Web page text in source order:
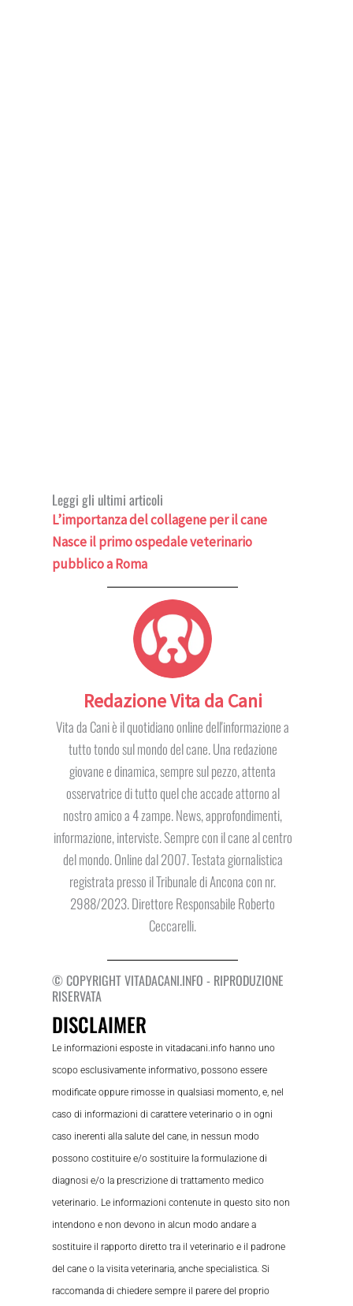
Leggi gli ultimi articoli
L’importanza del collagene per il cane
Nasce il primo ospedale veterinario
pubblico a Roma
Redazione Vita da Cani
Vita da Cani è il quotidiano online dell'informazione a
tutto tondo sul mondo del cane. Una redazione
giovane e dinamica, sempre sul pezzo, attenta
osservatrice di tutto quel che accade attorno al
nostro amico a 4 zampe. News, approfondimenti,
informazione, interviste. Sempre con il cane al centro
del mondo. Online dal 2007. Testata giornalistica
registrata presso il Tribunale di Ancona con nr.
2988/2023. Direttore Responsabile Roberto
Ceccarelli.
© COPYRIGHT VITADACANI.INFO - RIPRODUZIONE
RISERVATA
DISCLAIMER
Le informazioni esposte in vitadacani.info hanno uno
scopo esclusivamente informativo, possono essere
modificate oppure rimosse in qualsiasi momento, e, nel
caso di informazioni di carattere veterinario o in ogni
caso inerenti alla salute del cane, in nessun modo
possono costituire e/o sostituire la formulazione di
diagnosi e/o la prescrizione di trattamento medico
veterinario. Le informazioni contenute in questo sito non
intendono e non devono in alcun modo andare a
sostituire il rapporto diretto tra il veterinario e il padrone
del cane o la visita veterinaria, anche specialistica. Si
raccomanda di chiedere sempre il parere del proprio